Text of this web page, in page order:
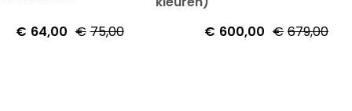
€ 75,00Oorspronkelijke
€ 64,00
Huidige
€ 679,00
€ 600,00